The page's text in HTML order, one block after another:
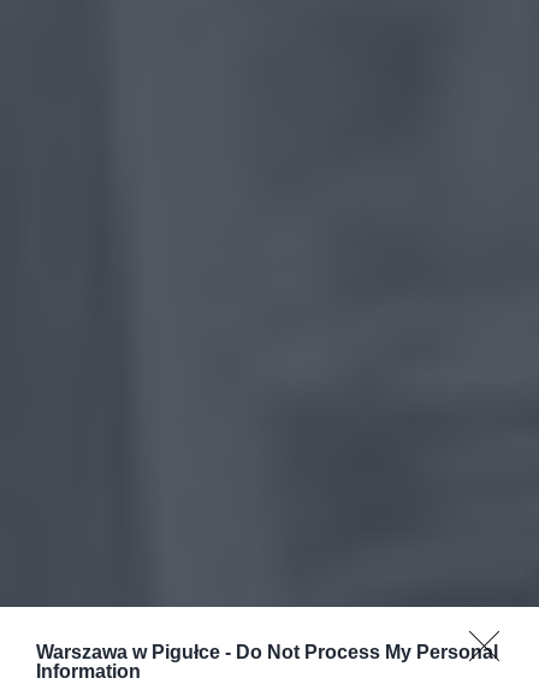
Warszawa w Pigułce - Do Not Process My Personal
Information